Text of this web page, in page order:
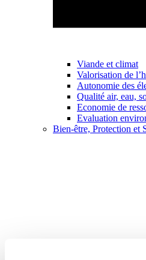
Viande et climat
Valorisation de
Autonomie des
Qualité air, eau,
Economie de
Evaluation
Bien-être, Protection et